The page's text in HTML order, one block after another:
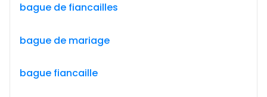
bague de fiancailles
bague de mariage
bague fiancaille